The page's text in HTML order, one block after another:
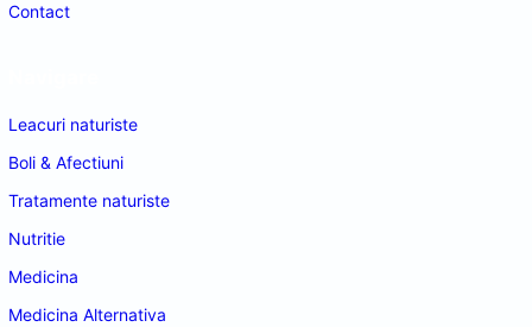
Contact
Leacuri naturiste
Boli & Afectiuni
Tratamente naturiste
Nutritie
Medicina
Medicina Alternativa